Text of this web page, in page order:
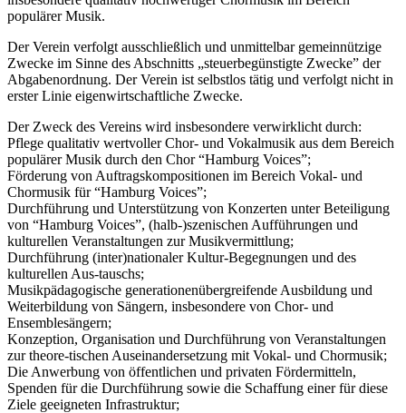
populärer Musik.
Der Verein verfolgt ausschließlich und unmittelbar gemeinnützige
Zwecke im Sinne des Abschnitts „steuerbegünstigte Zwecke” der
Abgabenordnung. Der Verein ist selbstlos tätig und verfolgt nicht in
erster Linie eigenwirtschaftliche Zwecke.
Der Zweck des Vereins wird insbesondere verwirklicht durch:
Pflege qualitativ wertvoller Chor- und Vokalmusik aus dem Bereich
populärer Musik durch den Chor “Hamburg Voices”;
Förderung von Auftragskompositionen im Bereich Vokal- und
Chormusik für “Hamburg Voices”;
Durchführung und Unterstützung von Konzerten unter Beteiligung
von “Hamburg Voices”, (halb-)szenischen Aufführungen und
kulturellen Veranstaltungen zur Musikvermittlung;
Durchführung (inter)nationaler Kultur-Begegnungen und des
kulturellen Aus-tauschs;
Musikpädagogische generationenübergreifende Ausbildung und
Weiterbildung von Sängern, insbesondere von Chor- und
Ensemblesängern;
Konzeption, Organisation und Durchführung von Veranstaltungen
zur theore-tischen Auseinandersetzung mit Vokal- und Chormusik;
Die Anwerbung von öffentlichen und privaten Fördermitteln,
Spenden für die Durchführung sowie die Schaffung einer für diese
Ziele geeigneten Infrastruktur;